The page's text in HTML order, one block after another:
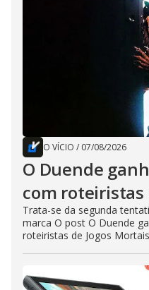
O VÍCIO / 07/08/2026
O Duende
com roteiristas
Trata-se da segunda
marca O post O Duende
roteiristas de Jogos